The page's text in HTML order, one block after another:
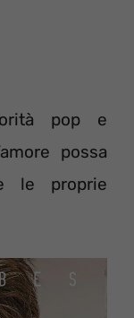
pop e
possa
le proprie